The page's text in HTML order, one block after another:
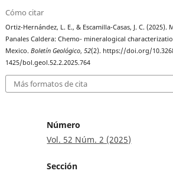
Cómo citar
Ortiz-Hernández, L. E., & Escamilla-Casas, J. C.
Panales Caldera: Chemo- mineralogical
Mexico.Boletín Geológico,52(2). https://doi.org/
1425/bol.geol.52.2.2025.764
Más formatos de cita
Número
Vol. 52 Núm. 2 (2025)
Sección